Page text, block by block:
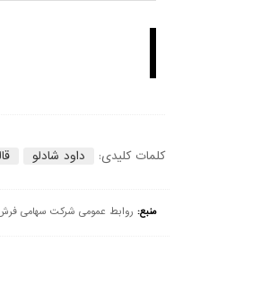
کلمات کلیدی: داود شادلو
منبع: روابط عمومی شرکت سهامی فرش